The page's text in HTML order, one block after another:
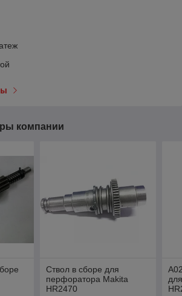
компании
Ствол в сборе для
перфоратора Makita
HR2470